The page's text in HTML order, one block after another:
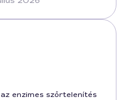
enzimes szőrtelenítés